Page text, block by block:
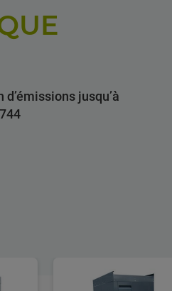
jusqu’à